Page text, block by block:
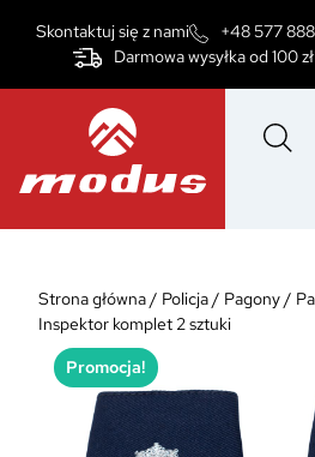
Skontaktuj się z nami +48 577
Darmowa wysyłka od 100
Strona główna/ Policja/ Pagony/
Inspektor komplet 2 sztuki
Promocja!